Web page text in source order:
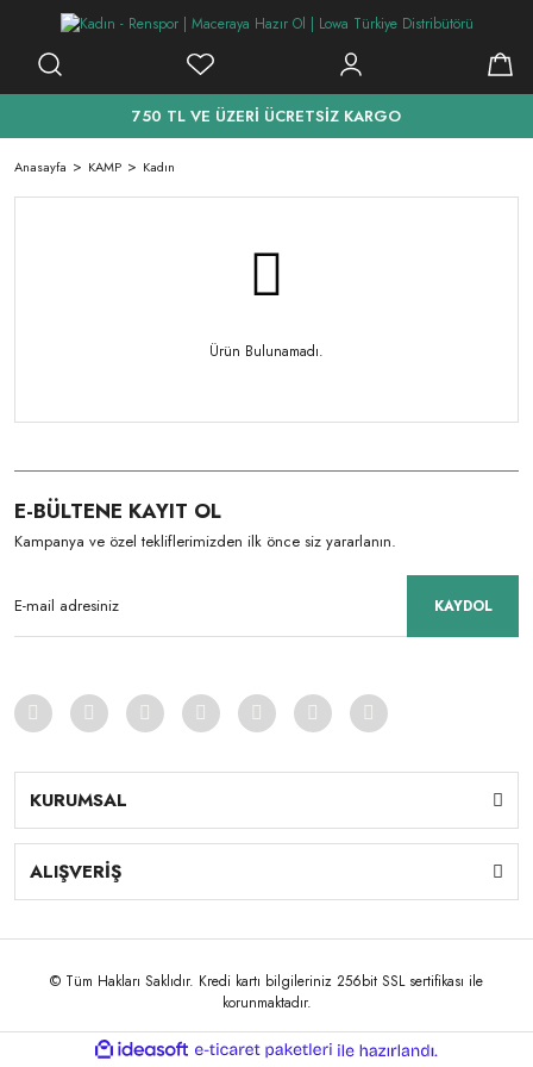
750 TL VE ÜZERİ ÜCRETSİZ KARGO
Anasayfa KAMP Kadın
Ürün Bulunamadı.
E-BÜLTENE KAYIT OL
Kampanya ve özel tekliflerimizden ilk önce siz yararlanın.
KAYDOL
KURUMSAL
ALIŞVERİŞ
© Tüm Hakları Saklıdır. Kredi kartı bilgileriniz 256bit SSL sertifikası ile
korunmaktadır.
ideasoft
e-